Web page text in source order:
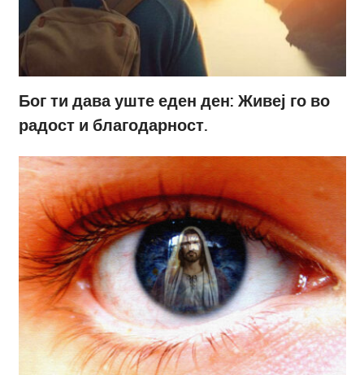
Бог ти дава уште еден ден: Живеј го во
радост и благодарност.